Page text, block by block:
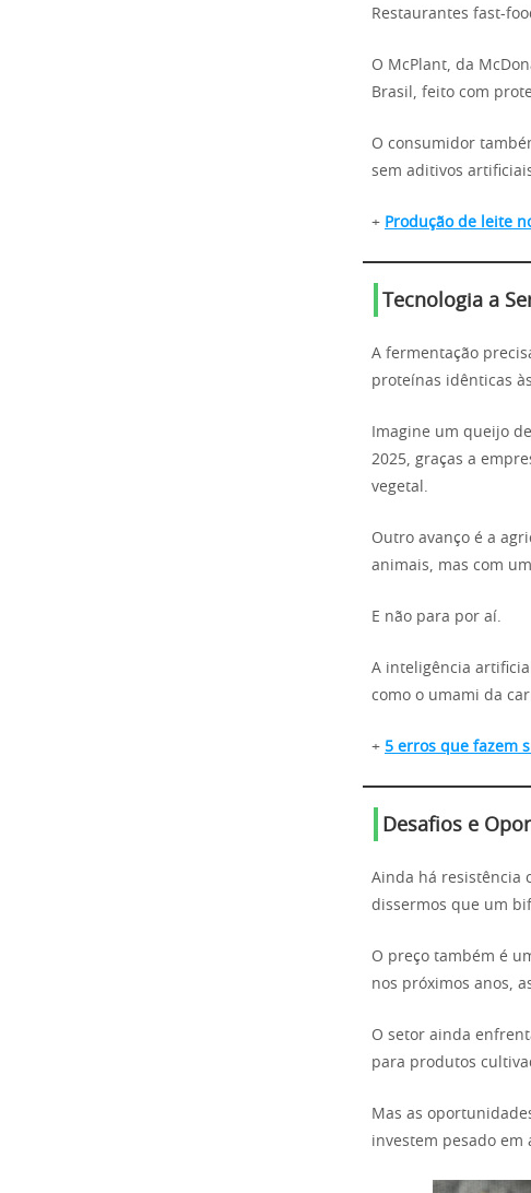
Restaurantes fast-
O McPlant, da
Brasil, feito com
O consumidor
sem aditivos
+ Produção de leite
Tecnologia a
A fermentação
proteínas idênticas
Imagine um queijo
2025, graças a
vegetal.
Outro avanço é a
animais, mas com
E não para por aí.
A inteligência
como o umami da
+ 5 erros que fazem
Desafios e
Ainda há resistência
dissermos que um
O preço também é
nos próximos anos,
O setor ainda
para produtos
Mas as
investem pesado em